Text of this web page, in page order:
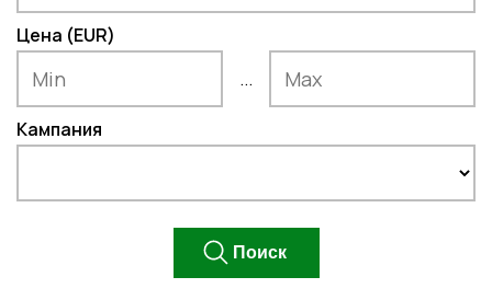
Цена (EUR)
...
Кампания